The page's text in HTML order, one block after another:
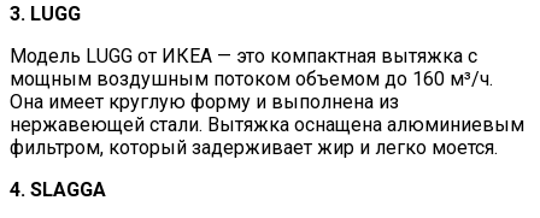
3. LUGG
Модель LUGG от ИКЕА — это компактная вытяжка с
мощным воздушным потоком объемом до 160 м³/ч.
Она имеет круглую форму и выполнена из
нержавеющей стали. Вытяжка оснащена алюминиевым
фильтром, который задерживает жир и легко моется.
4. SLAGGA